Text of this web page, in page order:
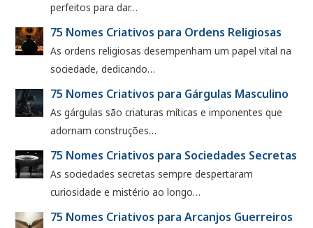
perfeitos para dar…
75 Nomes Criativos para Ordens Religiosas
As ordens religiosas desempenham um papel vital na
sociedade, dedicando…
75 Nomes Criativos para Gárgulas Masculino
As gárgulas são criaturas míticas e imponentes que
adornam construções…
75 Nomes Criativos para Sociedades Secretas
As sociedades secretas sempre despertaram
curiosidade e mistério ao longo…
75 Nomes Criativos para Arcanjos Guerreiros